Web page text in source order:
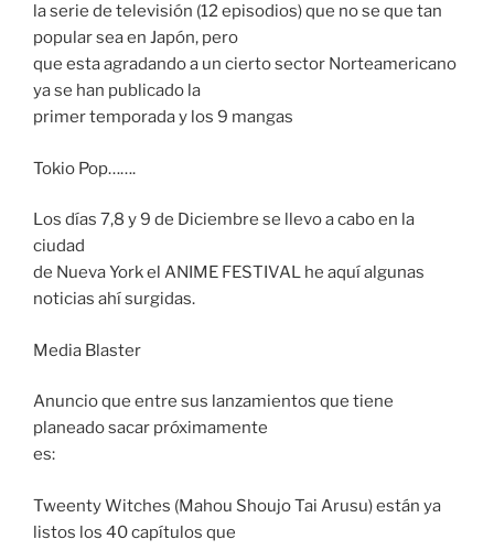
la serie de televisión (12 episodios) que no se que tan
popular sea en Japón, pero
que esta agradando a un cierto sector Norteamericano
ya se han publicado la
primer temporada y los 9 mangas
Tokio Pop…….
Los días 7,8 y 9 de Diciembre se llevo a cabo en la
ciudad
de Nueva York el ANIME FESTIVAL he aquí algunas
noticias ahí surgidas.
Media Blaster
Anuncio que entre sus lanzamientos que tiene
planeado sacar próximamente
es:
Tweenty Witches (Mahou Shoujo Tai Arusu) están ya
listos los 40 capítulos que